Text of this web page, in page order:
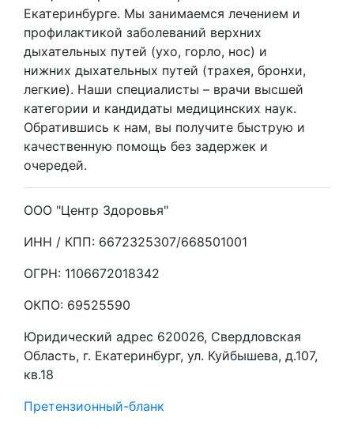
Екатеринбурге. Мы занимаемся лечением и
профилактикой заболеваний верхних
дыхательных путей (ухо, горло, нос) и
нижних дыхательных путей (трахея, бронхи,
легкие). Наши специалисты – врачи высшей
категории и кандидаты медицинских наук.
Обратившись к нам, вы получите быструю и
качественную помощь без задержек и
очередей.
ООО "Центр Здоровья"
ИНН / КПП: 6672325307/668501001
ОГРН: 1106672018342
ОКПО: 69525590
Юридический адрес 620026, Свердловская
Область, г. Екатеринбург, ул. Куйбышева, д.107,
кв.18
Претензионный-бланк